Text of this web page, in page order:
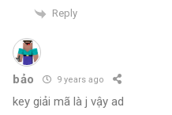
Reply
bảo 9 years ago
key giải mã là j vậy ad